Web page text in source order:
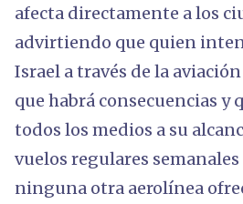
afecta directamente a los
advirtiendo que quien
Israel a través de la
que habrá consecuencias y
todos los medios a su
vuelos regulares
ninguna otra aerolínea